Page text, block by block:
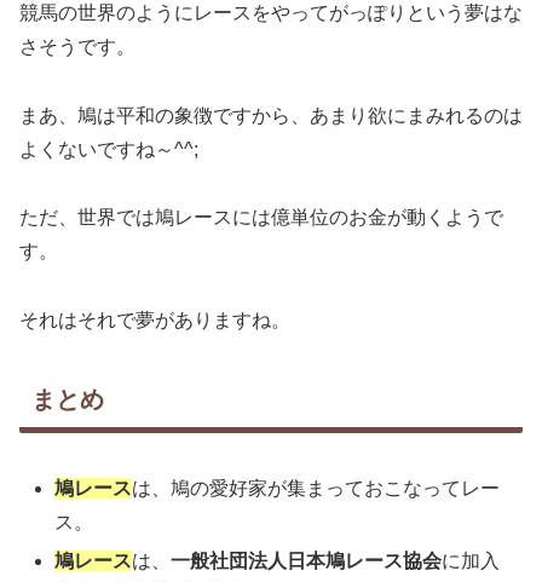
競馬の世界のようにレースをやってがっぽりという夢はな
さそうです。
まあ、鳩は平和の象徴ですから、あまり欲にまみれるのは
よくないですね～^^;
ただ、世界では鳩レースには億単位のお金が動くようで
す。
それはそれで夢がありますね。
まとめ
鳩レースは、鳩の愛好家が集まっておこなってレー
ス。
鳩レースは、一般社団法人日本鳩レース協会に加入